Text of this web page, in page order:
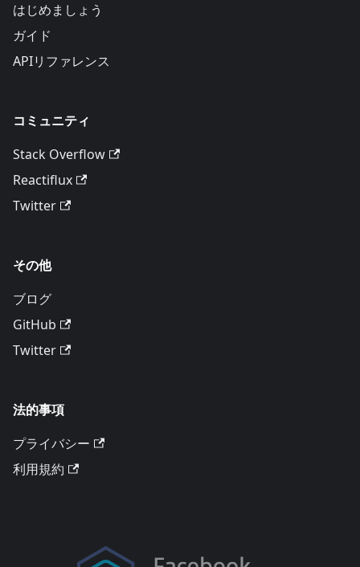
はじめましょう
ガイド
APIリファレンス
コミュニティ
Stack Overflow
Reactiflux
Twitter
その他
ブログ
GitHub
Twitter
法的事項
プライバシー
利用規約